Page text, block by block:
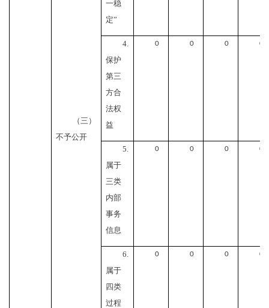
（三）
不予公开
一稳
定”
4.
保护
第三
方合
法权
益
0 0 0 0
5.
属于
三类
内部
事务
信息
0 0 0 0
6.
属于
四类
过程
0 0 0 0